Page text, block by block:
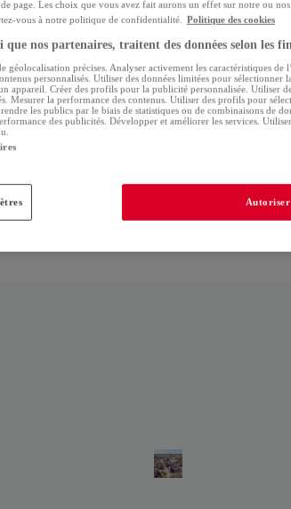
Connaître les atouts de son
immobilier
mettre en vente, l'important, c'est de connaître sa
vraie valeur afin de réussir sa vente. Découvrez
Connaître votre marché Au Luxembourg, le
de page. Les choix que vous avez fait aurons un effet sur notre ou
vous à notre politique de confidentialité.
Politique des cookies
que nos partenaires, traitent des données selon les
géolocalisation précises. Analyser activement les caractéristiques de
personnalisés. Utiliser des données limitées pour sélectionner
appareil. Créer des profils pour la publicité personnalisée. Utiliser
Mesurer la performance des contenus. Utiliser des profils pour
les publics par le biais de statistiques ou de combinaisons de
des publicités. Développer et améliorer les services.